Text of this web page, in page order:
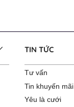
TIN TỨC
Tư vấn
Tin khuyến mãi
Yêu là cưới